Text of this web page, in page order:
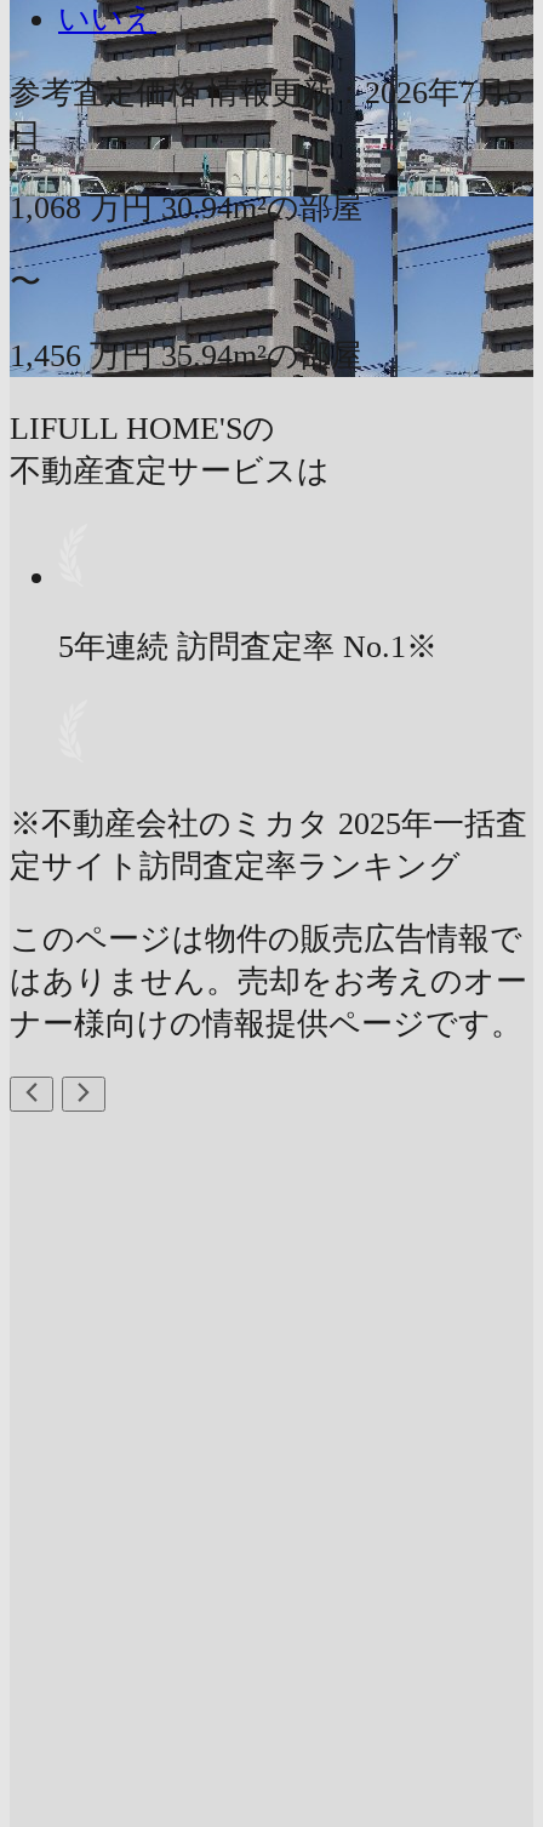
いいえ
参考査定価格 情報更新：2026年7月5
日
1,068 万円 30.94m²の部屋
〜
1,456 万円 35.94m²の部屋
LIFULL HOME'Sの
不動産査定サービスは
5年連続 訪問査定率 No.1※
※不動産会社のミカタ 2025年一括査
定サイト訪問査定率ランキング
このページは物件の販売広告情報で
はありません。売却をお考えのオー
ナー様向けの情報提供ページです。